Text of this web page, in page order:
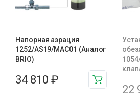
Напорная аэрация
1252/AS19/MAC01 (Аналог
BRIO)
34 810 ₽
22